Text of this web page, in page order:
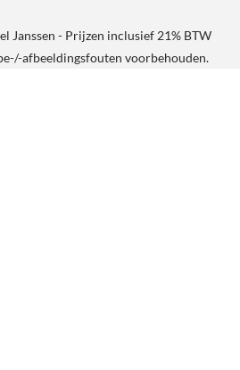
Janssen - Prijzen inclusief 21% BTW
afbeeldingsfouten voorbehouden.